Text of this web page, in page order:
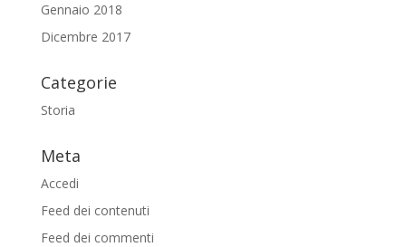
Gennaio 2018
Dicembre 2017
Categorie
Storia
Meta
Accedi
Feed dei contenuti
Feed dei commenti